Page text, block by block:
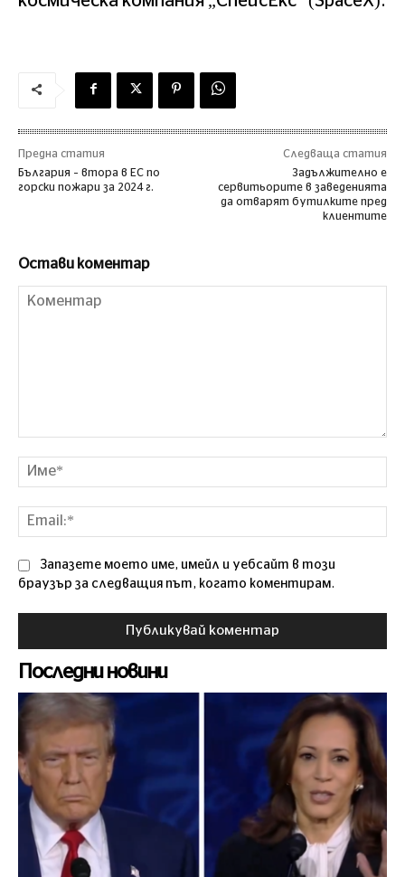
Предна статия
България – втора в ЕС по
горски пожари за 2024 г.
Следваща статия
Задължително е
сервитьорите в заведенията
да отварят бутилките пред
клиентите
Остави коментар
Запазете моето име, имейл и уебсайт в този
браузър за следващия път, когато коментирам.
Последни новини